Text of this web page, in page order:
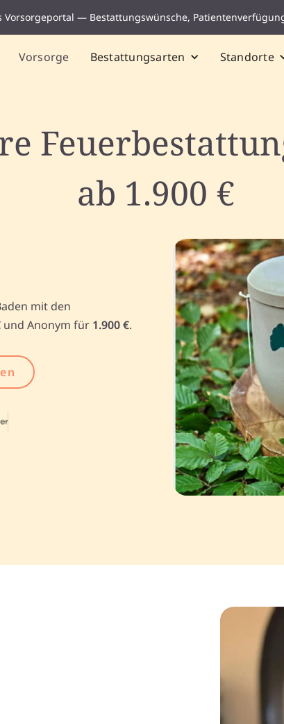
Vorsorgeportal — Bestattungswünsche,
Vorsorge Bestattungsarten Standorte
ab 1.900 €
mit den
und Anonym für 1.900 €.